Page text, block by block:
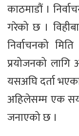
काठमाडौं ।
गरेको छ ।
निर्वाचनको
प्रयोजनको
यसअघि दर्ता
अहिलेसम्म एक
जनाएको छ ।